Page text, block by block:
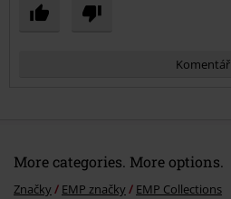
Komentář
More categories. More options.
Značky EMP značky EMP Collections